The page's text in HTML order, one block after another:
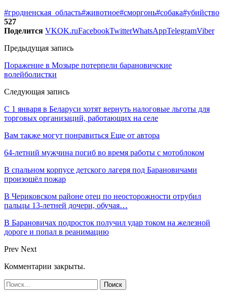
#гродненская_область#животное#сморгонь#собака#убийство
527
Поделится VKOK.ruFacebookTwitterWhatsAppTelegramViber
Предыдущая запись
Поражение в Мозыре потерпели барановичские
волейболистки
Следующая запись
С 1 января в Беларуси хотят вернуть налоговые льготы для
торговых организаций, работающих на селе
Вам также могут понравиться Еще от автора
64-летний мужчина погиб во время работы с мотоблоком
В спальном корпусе детского лагеря под Барановичами
произошёл пожар
В Чериковском районе отец по неосторожности отрубил
пальцы 13-летней дочери, обучая…
В Барановичах подросток получил удар током на железной
дороге и попал в реанимацию
Prev Next
Комментарии закрыты.